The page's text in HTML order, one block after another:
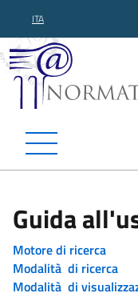
ITA
Guida
Motore di ricerca
Modalità di ricerca
Modalità di